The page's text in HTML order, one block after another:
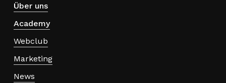
Über uns
Academy
Webclub
Marketing
News